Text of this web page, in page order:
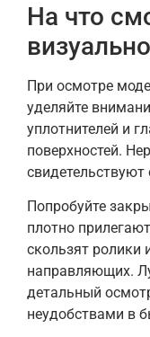
На что
При осмотре
уделяйте
уплотнителей и
поверхностей.
свидетельствуют
Попробуйте
плотно
скользят ролики
направляющих.
детальный
неудобствами в